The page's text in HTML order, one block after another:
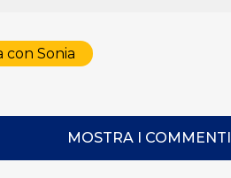
con Sonia
MOSTRA I COMMENTI